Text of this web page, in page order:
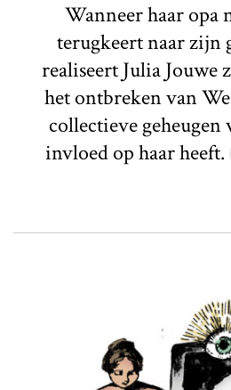
Wanneer haar opa
terugkeert naar zijn
realiseert Julia Jouwe
het ontbreken van
collectieve
invloed op haar heeft.